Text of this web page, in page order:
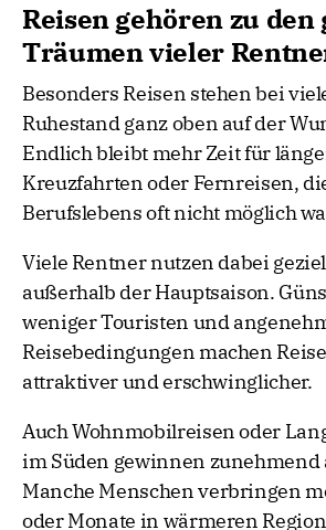
Reisen gehören zu
Träumen vieler
Besonders Reisen stehen bei
Ruhestand ganz oben auf der
Endlich bleibt mehr Zeit für
Kreuzfahrten oder Fernreisen,
Berufslebens oft nicht möglich
Viele Rentner nutzen dabei
außerhalb der Hauptsaison.
weniger Touristen und
Reisebedingungen machen
attraktiver und erschwinglicher.
Auch Wohnmobilreisen oder
im Süden gewinnen zunehmend
Manche Menschen verbringen
oder Monate in wärmeren